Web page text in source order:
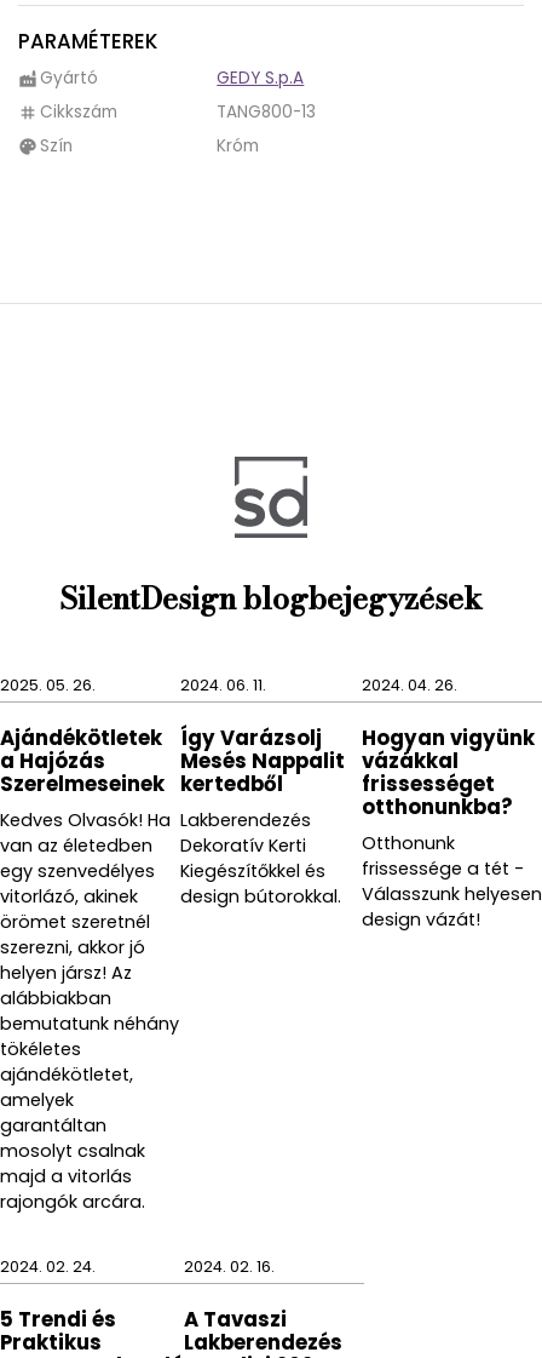
vastagsága 0,6 cm.
Két színben is kapható
választékunk is van. Ez a két szín a
Egyik szín se kirívó darab, így bármilyen színes,
mintás is legyen a zuhanyfüggönyünk nem fog elütni
Cikkszám: TANG800-13
PARAMÉTEREK
factory Gyártó GEDY S.p.A
tag Cikkszám TANG800-13
palette Szín Króm
SilentDesign blogbejegyzések
2025. 05. 26.
Ajándékötletek
a Hajózás
Szerelmeseinek
Kedves Olvasók! Ha
van az életedben
egy szenvedélyes
vitorlázó, akinek
örömet szeretnél
szerezni, akkor jó
helyen jársz! Az
alábbiakban
bemutatunk néhány
tökéletes
ajándékötletet,
amelyek
garantáltan
mosolyt csalnak
majd a vitorlás
rajongók arcára.
2024. 06. 11.
Így Varázsolj
Mesés Nappalit
kertedből
Lakberendezés
Dekoratív Kerti
Kiegészítőkkel és
design bútorokkal.
2024. 04. 26.
Hogyan vigyünk
vázákkal
frissességet
otthonunkba?
Otthonunk
frissessége a tét -
Válasszunk helyesen
design vázát!
2024. 02. 24.
5 Trendi és
Praktikus
2024. 02. 16.
A Tavaszi
Lakberendezés